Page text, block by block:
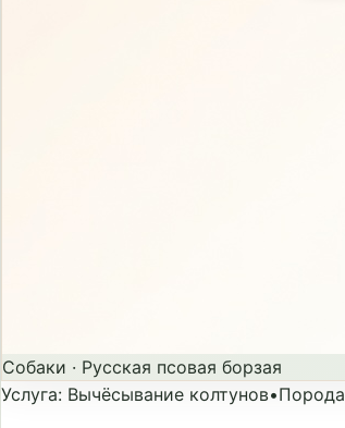
Собаки · Русская псовая борзая
Услуга: Вычёсывание колтунов•Порода